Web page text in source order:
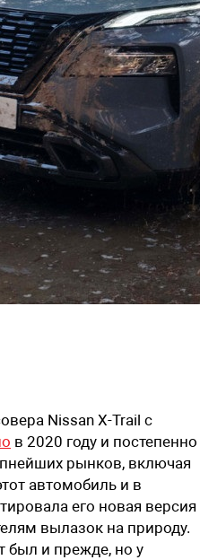
Nissan X-Trail с
в 2020 году и постепенно
рынков, включая
автомобиль и в
его новая версия
вылазок на природу.
был и прежде, но у